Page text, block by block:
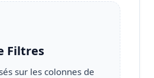
Filtres
sur les colonnes de